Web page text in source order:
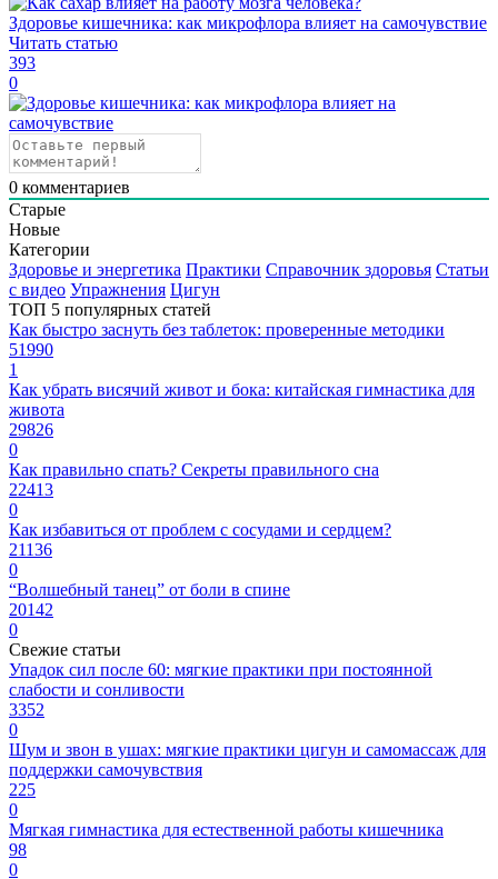
Здоровье кишечника: как микрофлора влияет на самочувствие
Читать статью
393
0
0 комментариев
Старые
Новые
Категории
Здоровье и энергетика Практики Справочник здоровья Статьи
с видео Упражнения Цигун
ТОП 5 популярных статей
Как быстро заснуть без таблеток: проверенные методики
51990
1
Как убрать висячий живот и бока: китайская гимнастика для
живота
29826
0
Как правильно спать? Секреты правильного сна
22413
0
Как избавиться от проблем с сосудами и сердцем?
21136
0
“Волшебный танец” от боли в спине
20142
0
Свежие статьи
Упадок сил после 60: мягкие практики при постоянной
слабости и сонливости
3352
0
Шум и звон в ушах: мягкие практики цигун и самомассаж для
поддержки самочувствия
225
0
Мягкая гимнастика для естественной работы кишечника
98
0